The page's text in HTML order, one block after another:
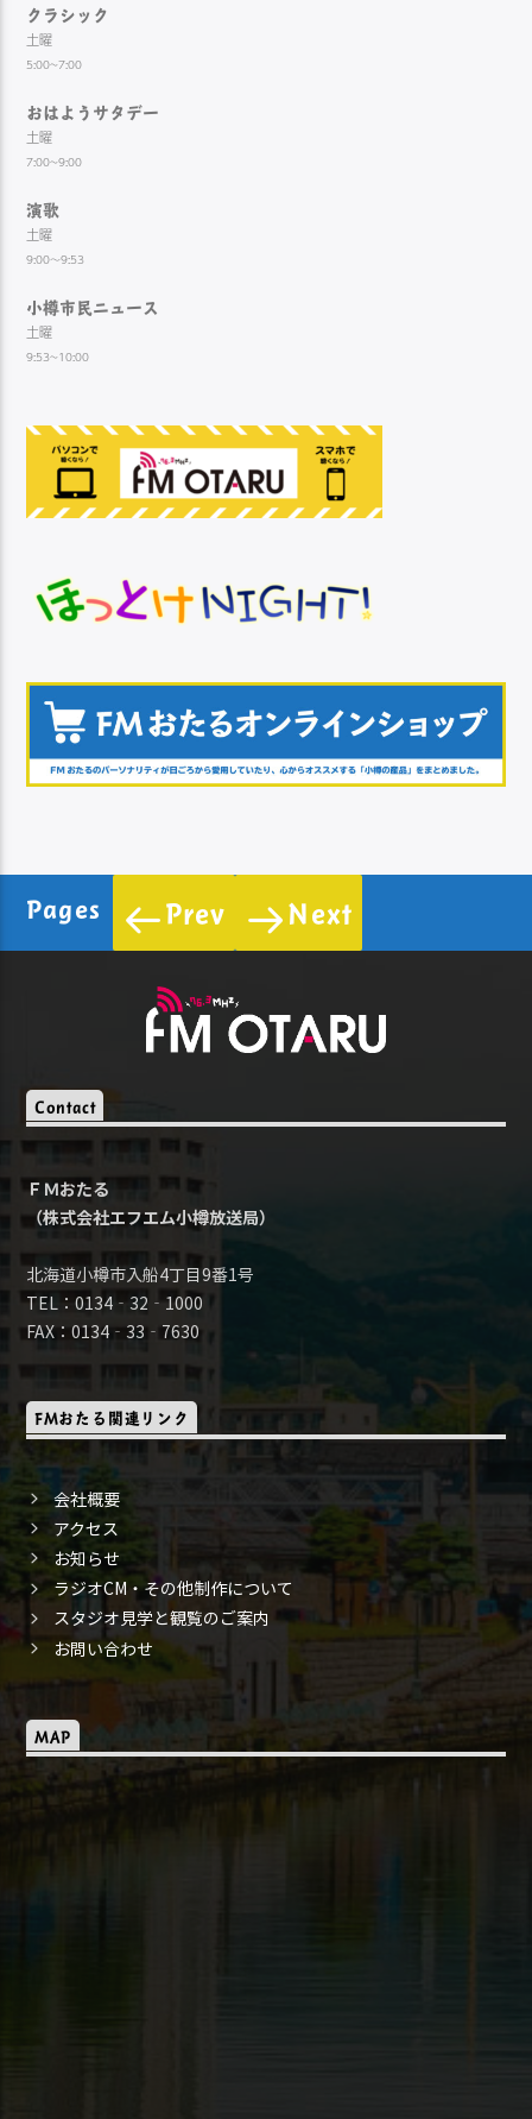
クラシック
土曜
5:00~7:00
おはようサタデー
土曜
7:00~9:00
演歌
土曜
9:00～9:53
小樽市民ニュース
土曜
9:53~10:00
Pages Prev Next
Contact
ＦＭおたる
（株式会社エフエム小樽放送局）
北海道小樽市入船4丁目9番1号
TEL：0134‐32‐1000
FAX：0134‐33‐7630
FMおたる関連リンク
会社概要
アクセス
お知らせ
ラジオCM・その他制作について
スタジオ見学と観覧のご案内
お問い合わせ
MAP